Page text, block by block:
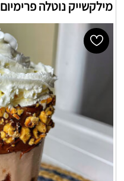
מילקשייק נוטלה פרימיום